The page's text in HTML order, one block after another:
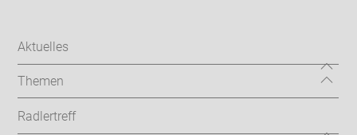
Aktuelles
Themen
Radlertreff